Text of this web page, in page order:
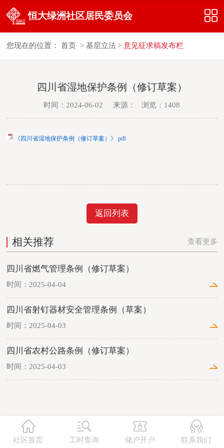
恒大绿洲社区居民委员会 
您现在的位置： 首页 > 基层立法 > 意见征求稿发布栏
四川省湿地保护条例（修订草案）
时间：2024-06-02 来源： 浏览：1408
《四川省湿地保护条例（修订草案）》.pdf
返回列表
相关推荐 查看更多
四川省燃气管理条例（修订草案）
时间：2025-04-04
四川省射钉器材安全管理条例（草案）
时间：2025-04-03
四川省农村公路条例（修订草案）
时间：2025-04-03

社区首页

工时查询

储户开户

联系我们